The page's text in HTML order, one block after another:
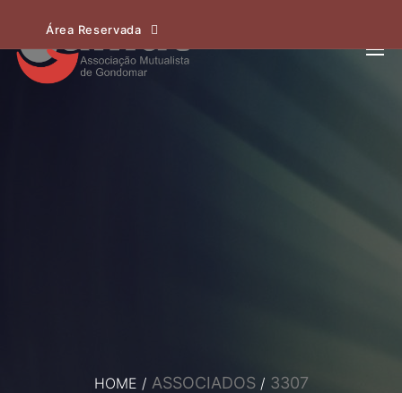
Área Reservada
HOME / ASSOCIADOS / 3307